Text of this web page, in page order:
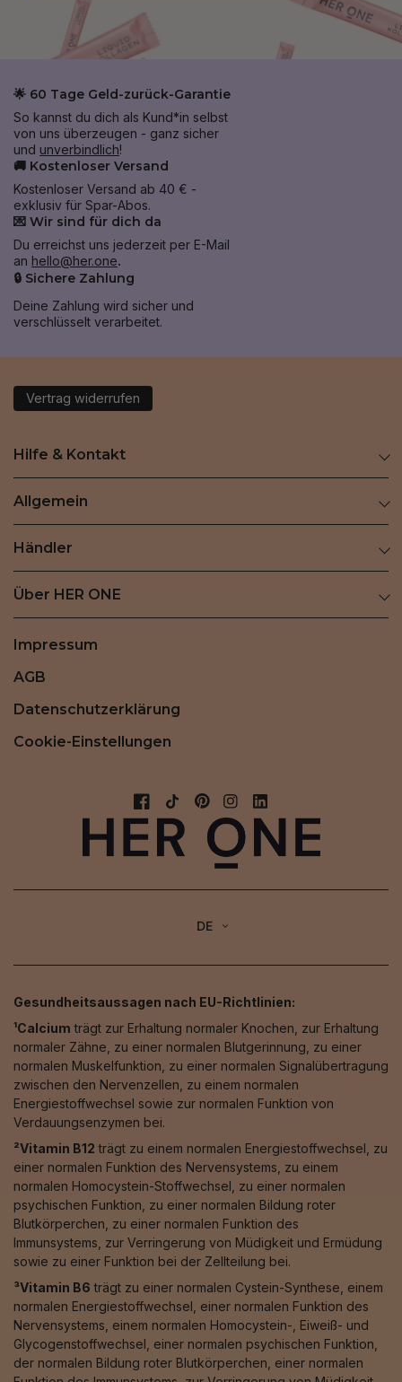
🌟 60 Tage Geld-zurück-Garantie
So kannst du dich als Kund*in selbst
von uns überzeugen - ganz sicher
und unverbindlich!
🚚 Kostenloser Versand
Kostenloser Versand ab 40 € -
exklusiv für Spar-Abos.
💌 Wir sind für dich da
Du erreichst uns jederzeit per E-Mail
an hello@her.one.
🔒 Sichere Zahlung
Deine Zahlung wird sicher und
verschlüsselt verarbeitet.
Vertrag widerrufen
Hilfe & Kontakt
Allgemein
Händler
Über HER ONE
Impressum
AGB
Datenschutzerklärung
Cookie-Einstellungen
DE
Gesundheitsaussagen nach EU-Richtlinien:
¹Calcium trägt zur Erhaltung normaler Knochen, zur Erhaltung
normaler Zähne, zu einer normalen Blutgerinnung, zu einer
normalen Muskelfunktion, zu einer normalen Signalübertragung
zwischen den Nervenzellen, zu einem normalen
Energiestoffwechsel sowie zur normalen Funktion von
Verdauungsenzymen bei.
²Vitamin B12 trägt zu einem normalen Energiestoffwechsel, zu
einer normalen Funktion des Nervensystems, zu einem
normalen Homocystein-Stoffwechsel, zu einer normalen
psychischen Funktion, zu einer normalen Bildung roter
Blutkörperchen, zu einer normalen Funktion des
Immunsystems, zur Verringerung von Müdigkeit und Ermüdung
sowie zu einer Funktion bei der Zellteilung bei.
³Vitamin B6 trägt zu einer normalen Cystein-Synthese, einem
normalen Energiestoffwechsel, einer normalen Funktion des
Nervensystems, einem normalen Homocystein-, Eiweiß- und
Glycogenstoffwechsel, einer normalen psychischen Funktion,
der normalen Bildung roter Blutkörperchen, einer normalen